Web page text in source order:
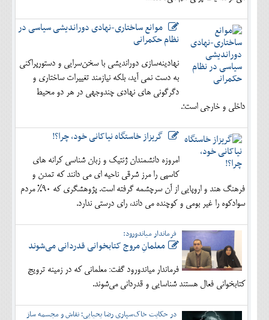
موانع ساختاری-نهادی دوراندیشی سیاسی در
نظام حکمرانی
نهادینه‌سازی دوراندیشی با سخن‌سرایی و دستورپراکنی
به دست نمی آید، بلکه نیازمند تغییرات ساختاری و
دگرگونی های نهادی چندوجهی در هر دو محیط
داخلی و خارجی است؛.
گریزاز خاستگاه نیاکانی خود، چرا؟!
امروزه دانشمندان ژنتیک و زبان شناسی کرانه های
کاسپی را مرز شرقی ناحیه ای می دانند که تمدن و
فرهنگ هند و اروپایی از آن سرچشمه گرفته است. پژوهشگری که 90% مردم
سوادکوه را غیر بومی و کوچنده می داند، رای درستی ندارد.
فرماندار میاندورود:
معلمانِ مروج کتابخوانی قدردانی می‌شوند
فرماندار میاندورود گفت: معلمانی که در زمینه ترویج
کتابخوانی فعال هستند شناسایی و قدردانی می‌شوند.
در حکایت خاک‌سپاری رضا یحیایی؛ نقاش و مجسمه ساز